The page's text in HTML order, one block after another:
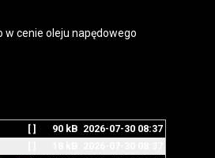
cenie oleju napędowego
[ ] 90 kB 2026-07-30 08:37